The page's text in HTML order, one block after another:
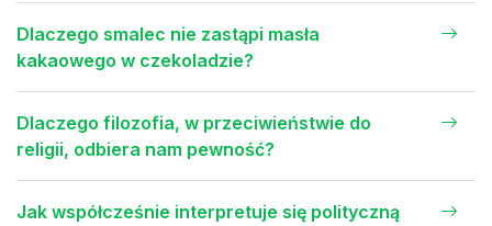
Dlaczego smalec nie zastąpi masła
kakaowego w czekoladzie?
Dlaczego filozofia, w przeciwieństwie do
religii, odbiera nam pewność?
Jak współcześnie interpretuje się polityczną